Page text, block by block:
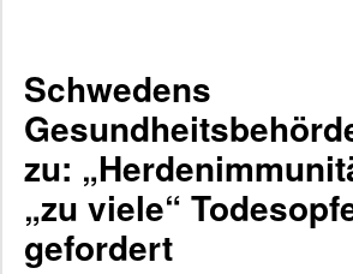
Schwedens
zu:
„zu viele“
gefordert